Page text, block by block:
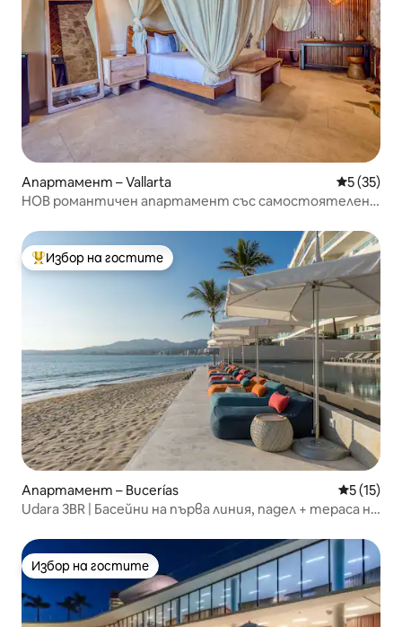
Апартамент – Vallarta Средна
5 (35)
НОВ романтичен апартамент със самостоятелен
Най-популярен избор на гостите
Избор на гостите
Апартамент – Bucerías Средна
5 (15)
Udara 3BR | Басейни на първа линия, падел + тераса на
Избор на гостите
Избор на гостите